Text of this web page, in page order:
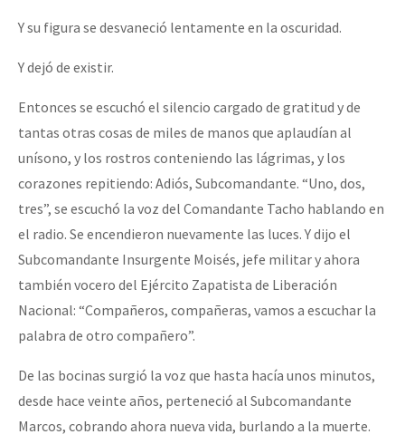
Y su figura se desvaneció lentamente en la oscuridad.
Y dejó de existir.
Entonces se escuchó el silencio cargado de gratitud y de
tantas otras cosas de miles de manos que aplaudían al
unísono, y los rostros conteniendo las lágrimas, y los
corazones repitiendo: Adiós, Subcomandante. “Uno, dos,
tres”, se escuchó la voz del Comandante Tacho hablando en
el radio. Se encendieron nuevamente las luces. Y dijo el
Subcomandante Insurgente Moisés, jefe militar y ahora
también vocero del Ejército Zapatista de Liberación
Nacional: “Compañeros, compañeras, vamos a escuchar la
palabra de otro compañero”.
De las bocinas surgió la voz que hasta hacía unos minutos,
desde hace veinte años, perteneció al Subcomandante
Marcos, cobrando ahora nueva vida, burlando a la muerte.